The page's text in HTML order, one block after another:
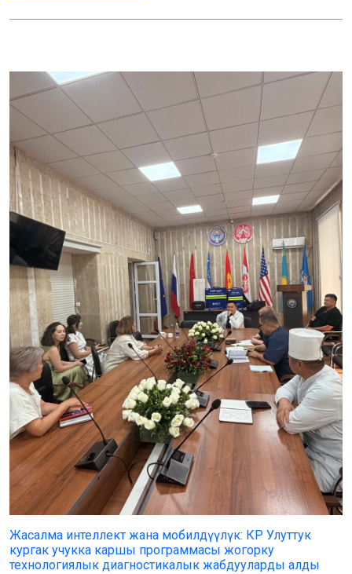
Жасалма интеллект жана мобилдүүлүк: КР Улуттук
кургак учукка каршы программасы жогорку
технологиялык диагностикалык жабдууларды алды